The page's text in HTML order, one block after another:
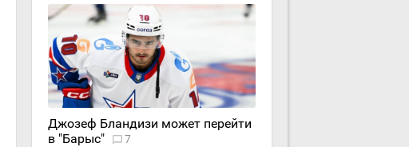
Джозеф Бландизи может перейти
в "Барыс"
7